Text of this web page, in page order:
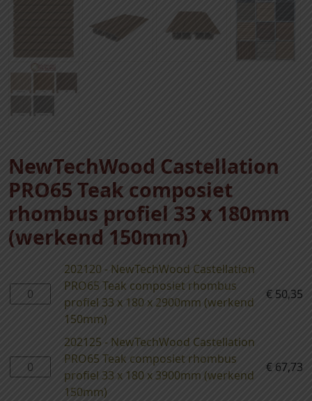
NewTechWood Castellation
PRO65 Teak composiet
rhombus profiel 33 x 180mm
(werkend 150mm)
0
2
0
202120 - NewTechWood Castellation
PRO65 Teak composiet rhombus
profiel 33 x 180 x 2900mm (werkend
150mm)
€ 50,35
0
202125 - NewTechWood Castellation
PRO65 Teak composiet rhombus
profiel 33 x 180 x 3900mm (werkend
150mm)
€ 67,73